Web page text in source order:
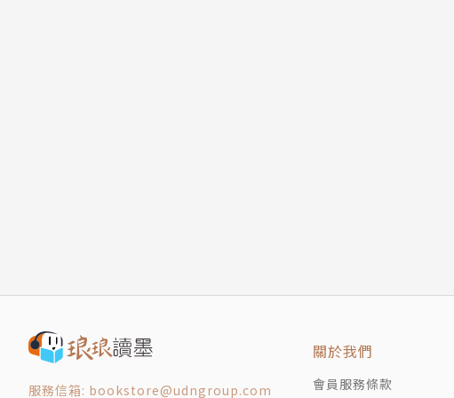
服務信箱: bookstore@udngroup.com
關於我們
會員服務條款